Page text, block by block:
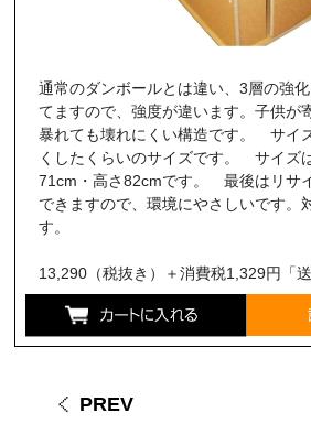
通常のダンボールとは違い、3層の強
てますので、強度が違います。子供が
暴れても壊れにくい構造です。 サイ
くしたくらいのサイズです。 サイズ
71cm・高さ82cmです。 最後はリサ
できますので、環境にやさしいです。
す。
13,290（税抜き）＋消費税1,329円「送
PREV